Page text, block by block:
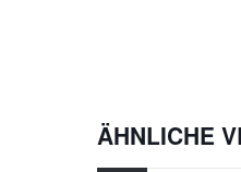
ÄHNLICHE